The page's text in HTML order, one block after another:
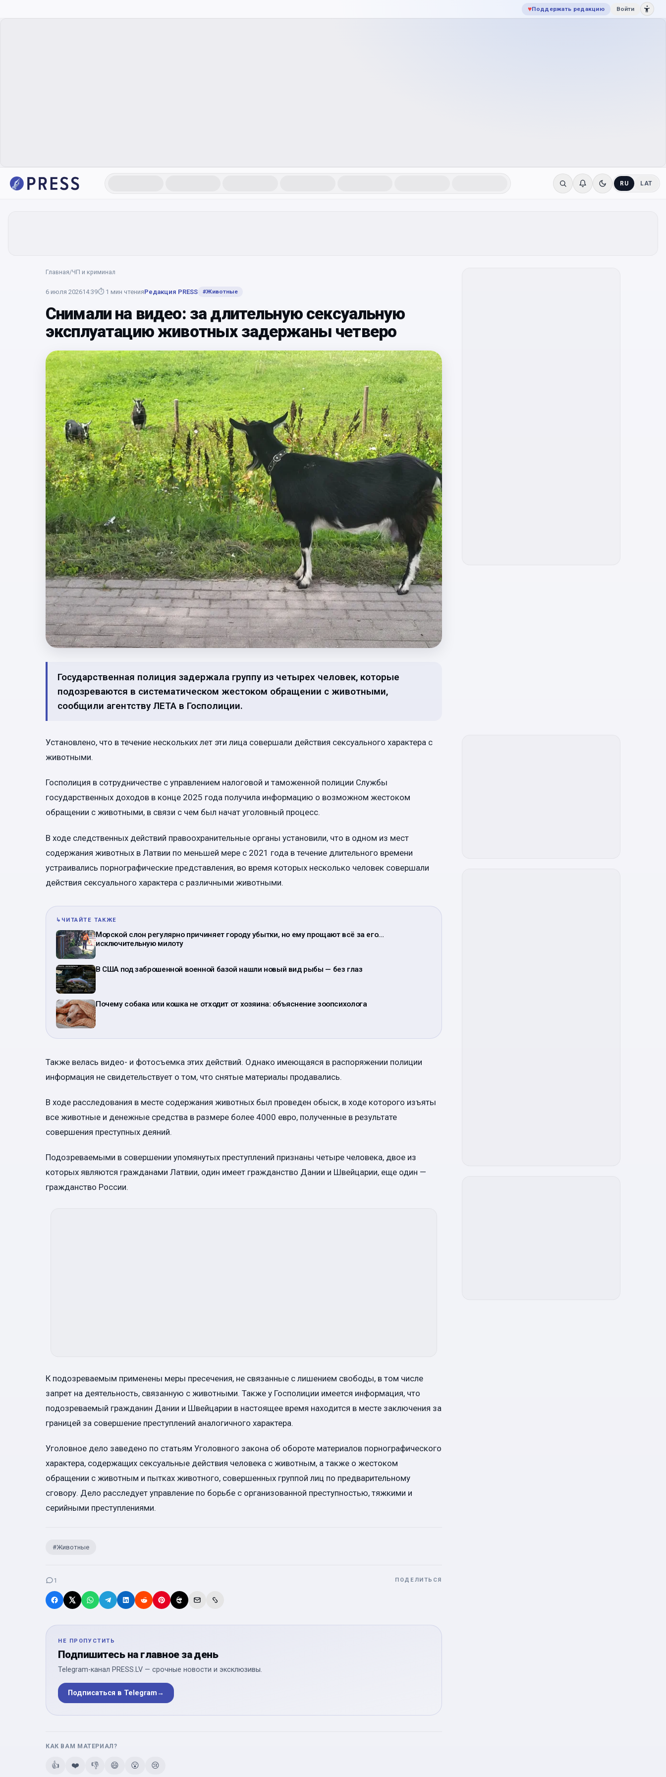
♥Поддержать редакцию Войти
RU LAT
Главная/ЧП и криминал
6 июля 202614:39⏱ 1 мин чтенияРедакция PRESS #Животные
Снимали на видео: за длительную сексуальную
эксплуатацию животных задержаны четверо
Государственная полиция задержала группу из четырех человек, которые
подозреваются в систематическом жестоком обращении с животными,
сообщили агентству ЛЕТА в Госполиции.
Установлено, что в течение нескольких лет эти лица совершали действия сексуального характера с
животными.
Госполиция в сотрудничестве с управлением налоговой и таможенной полиции Службы
государственных доходов в конце 2025 года получила информацию о возможном жестоком
обращении с животными, в связи с чем был начат уголовный процесс.
В ходе следственных действий правоохранительные органы установили, что в одном из мест
содержания животных в Латвии по меньшей мере с 2021 года в течение длительного времени
устраивались порнографические представления, во время которых несколько человек совершали
действия сексуального характера с различными животными.
↳ ЧИТАЙТЕ ТАКЖЕ
Морской слон регулярно причиняет городу убытки, но ему прощают всё за его…
исключительную милоту
В США под заброшенной военной базой нашли новый вид рыбы — без глаз
Почему собака или кошка не отходит от хозяина: объяснение зоопсихолога
Также велась видео- и фотосъемка этих действий. Однако имеющаяся в распоряжении полиции
информация не свидетельствует о том, что снятые материалы продавались.
В ходе расследования в месте содержания животных был проведен обыск, в ходе которого изъяты
все животные и денежные средства в размере более 4000 евро, полученные в результате
совершения преступных деяний.
Подозреваемыми в совершении упомянутых преступлений признаны четыре человека, двое из
которых являются гражданами Латвии, один имеет гражданство Дании и Швейцарии, еще один —
гражданство России.
К подозреваемым применены меры пресечения, не связанные с лишением свободы, в том числе
запрет на деятельность, связанную с животными. Также у Госполиции имеется информация, что
подозреваемый гражданин Дании и Швейцарии в настоящее время находится в месте заключения за
границей за совершение преступлений аналогичного характера.
Уголовное дело заведено по статьям Уголовного закона об обороте материалов порнографического
характера, содержащих сексуальные действия человека с животным, а также о жестоком
обращении с животным и пытках животного, совершенных группой лиц по предварительному
сговору. Дело расследует управление по борьбе с организованной преступностью, тяжкими и
серийными преступлениями.
#Животные
1 ПОДЕЛИТЬСЯ
НЕ ПРОПУСТИТЬ
Подпишитесь на главное за день
Telegram-канал PRESS.LV — срочные новости и эксклюзивы.
Подписаться в Telegram→
КАК ВАМ МАТЕРИАЛ?
👍 ❤️ 👎 😄 😮 😢